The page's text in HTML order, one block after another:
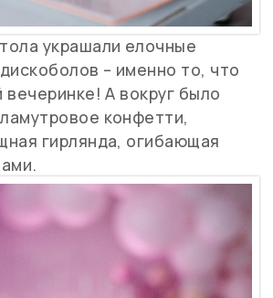
украшали елочные
– именно то, что
вечеринке! А вокруг было
конфетти,
гирлянда, огибающая